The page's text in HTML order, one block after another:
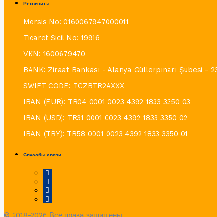
Реквизиты
Mersis No: 0160067947000011
Ticaret Sicil No: 19916
VKN: 1600679470
BANK: Ziraat Bankası - Alanya Güllerpınarı Şubesi -
SWIFT CODE: TCZBTR2AXXX
IBAN (EUR): TR04 0001 0023 4392 1833 3350 03
IBAN (USD): TR31 0001 0023 4392 1833 3350 02
IBAN (TRY): TR58 0001 0023 4392 1833 3350 01
Способы связи
© 2018-2026 Все права защищены.